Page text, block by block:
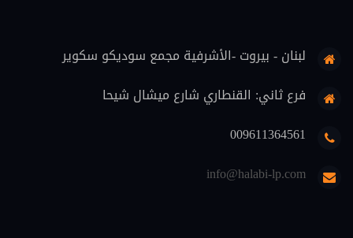
تنفيذ (6)
منهجية قانونية (4)
اثبات (4)
لبنان - بيروت -الأشرفية مجمع سوديكو سكوير
فرع ثاني: القنطاري شارع ميشال شيحا
009611364561
info@halabi-lp.com